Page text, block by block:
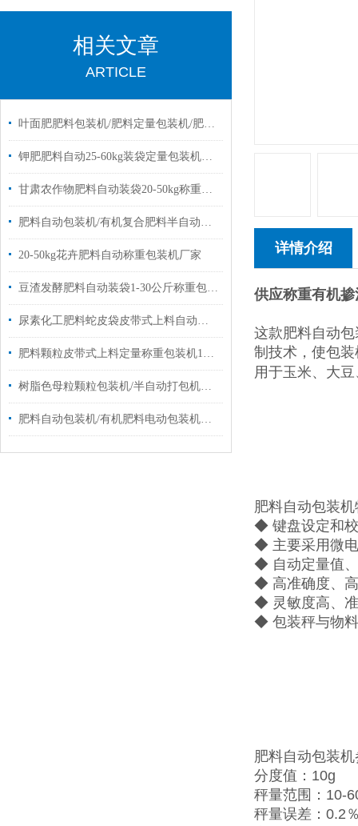
相关文章
ARTICLE
叶面肥肥料包装机/肥料定量包装机/肥料称重包装机
钾肥肥料自动25-60kg装袋定量包装机简单操作
甘肃农作物肥料自动装袋20-50kg称重电子包装机厂家定制
肥料自动包装机/有机复合肥料半自动包装机厂家
20-50kg花卉肥料自动称重包装机厂家
豆渣发酵肥料自动装袋1-30公斤称重包装机厂家
尿素化工肥料蛇皮袋皮带式上料自动称重包装机厂家定制
肥料颗粒皮带式上料定量称重包装机10-50公斤
树脂色母粒颗粒包装机/半自动打包机厂家定制
肥料自动包装机/有机肥料电动包装机定制厂家
详情介绍
供应称重有机
这款肥料自动
制技术，使包
用于玉米、大
肥料自动包装
◆ 键盘设定和
◆ 主要采用微
◆ 自动定量值
◆ 高准确度、
◆ 灵敏度高、
◆ 包装秤与物
肥料自动包装
分度值：10g
秤量范围：10-
秤量误差：0.2